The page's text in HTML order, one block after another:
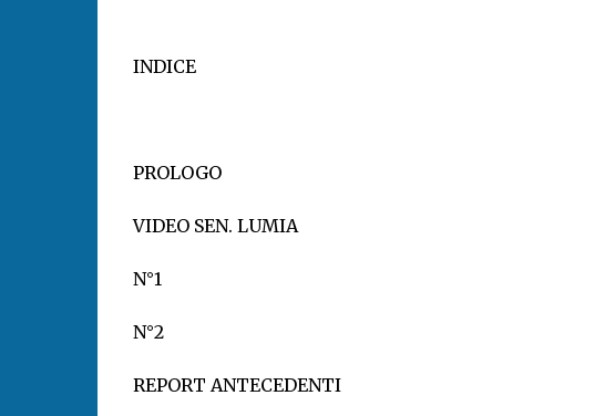
INDICE
PROLOGO
VIDEO SEN. LUMIA
N°1
N°2
REPORT ANTECEDENTI